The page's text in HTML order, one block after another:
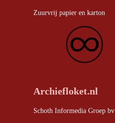
Zuurvrij papier en karton
Archiefloket.nl
Schoth Informedia Groep bv